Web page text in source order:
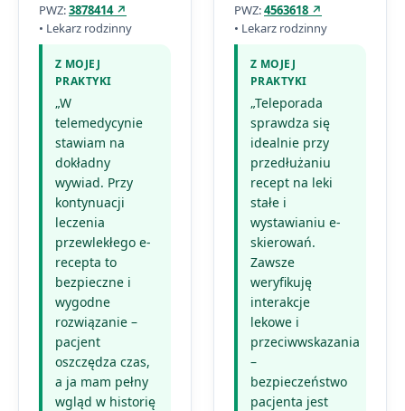
PWZ:3878414 ↗
• Lekarz rodzinny
Z MOJEJ
PRAKTYKI
„W
telemedycynie
stawiam na
dokładny
wywiad. Przy
kontynuacji
leczenia
przewlekłego e-
recepta to
bezpieczne i
wygodne
rozwiązanie –
pacjent
oszczędza czas,
a ja mam pełny
wgląd w historię
PWZ:4563618 ↗
• Lekarz rodzinny
Z MOJEJ
PRAKTYKI
„Teleporada
sprawdza się
idealnie przy
przedłużaniu
recept na leki
stałe i
wystawianiu e-
skierowań.
Zawsze
weryfikuję
interakcje
lekowe i
przeciwwskazania
–
bezpieczeństwo
pacjenta jest